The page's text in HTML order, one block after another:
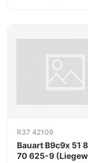
R37 42109
Bauart B9c9x 51
70 625-9